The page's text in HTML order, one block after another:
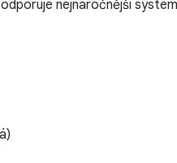
nejnáročnější